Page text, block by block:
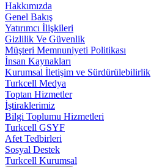
Hakkımızda
Genel Bakış
Yatırımcı İlişkileri
Gizlilik Ve Güvenlik
Müşteri Memnuniyeti Politikası
İnsan Kaynakları
Kurumsal İletişim ve Sürdürülebilirlik
Turkcell Medya
Toptan Hizmetler
İştiraklerimiz
Bilgi Toplumu Hizmetleri
Turkcell GSYF
Afet Tedbirleri
Sosyal Destek
Turkcell Kurumsal